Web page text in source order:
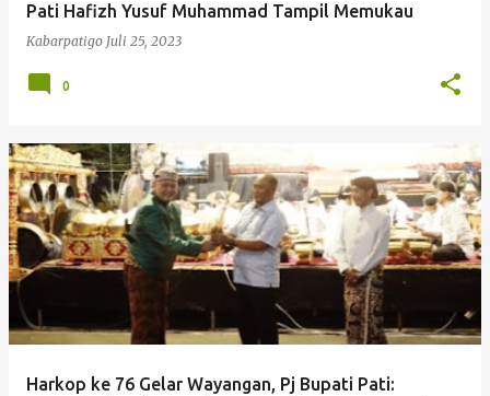
Pati Hafizh Yusuf Muhammad Tampil Memukau
Kabarpatigo Juli 25, 2023
0
Harkop ke 76 Gelar Wayangan, Pj Bupati Pati: